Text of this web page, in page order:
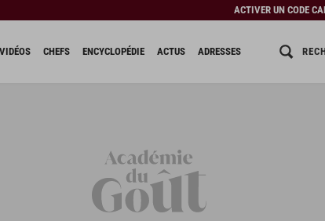
ACTIVER UN CODE
VIDÉOS CHEFS ENCYCLOPÉDIE ACTUS ADRESSES